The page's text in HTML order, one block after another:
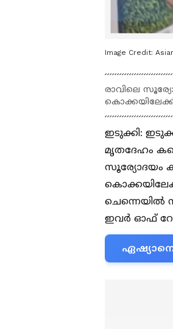
Image Credit:
രാവിലെ
ഇടുക്കി:
മൃതദേഹം
സൂര്യോദയം
ചെന്നെയിൽ
ഇവര്‍ ഓഫ്